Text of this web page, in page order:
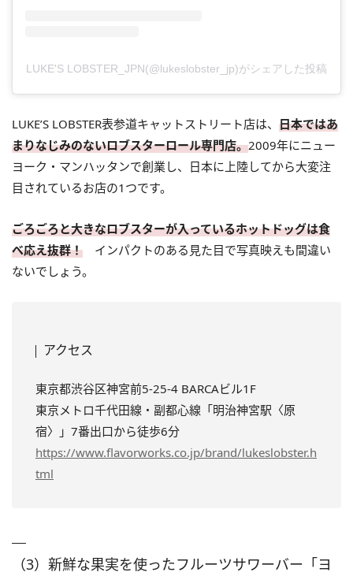
LUKE'S LOBSTER_JPN(@lukeslobster_jp)がシェアした投稿
LUKE’S LOBSTER表参道キャットストリート店は、 日本ではあ
まりなじみのないロブスターロール専門店。2009年にニュー
ヨーク・マンハッタンで創業し、日本に上陸してから大変注
目されているお店の1つです。
ごろごろと大きなロブスターが入っているホットドッグは食
べ応え抜群！ インパクトのある見た目で写真映えも間違い
ないでしょう。
アクセス
東京都渋谷区神宮前5-25-4 BARCAビル1F
東京メトロ千代田線・副都心線「明治神宮駅〈原
宿〉」7番出口から徒歩6分
https://www.flavorworks.co.jp/brand/lukeslobster.h
tml
（3）新鮮な果実を使ったフルーツサワーバー「ヨ